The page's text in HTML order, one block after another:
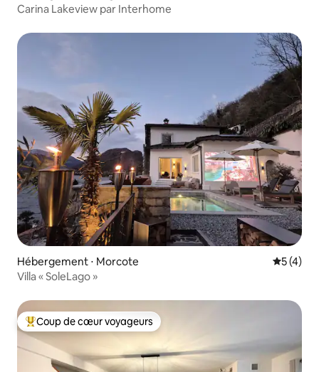
Carina Lakeview par Interhome
Hébergement ⋅ Morcote
5 (4)
Villa « SoleLago »
Coups de cœur voyageurs les plus appréciés
Coup de cœur voyageurs